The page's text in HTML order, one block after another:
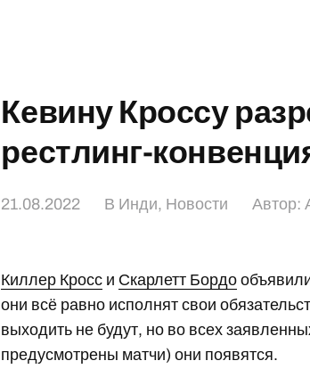
Кевину Кроссу
рестлинг-
21.08.2022 В Инди, Новости Автор:
Киллер Кросс и Скарлетт Бордо
они всё равно исполнят свои
выходить не будут, но во всех
предусмотрены матчи) они появятся.